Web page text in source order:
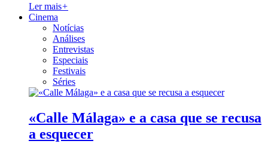
Ler mais+
Cinema
Notícias
Análises
Entrevistas
Especiais
Festivais
Séries
«Calle Málaga» e a casa que se recusa
a esquecer